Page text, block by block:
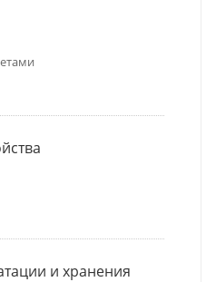
и хранения